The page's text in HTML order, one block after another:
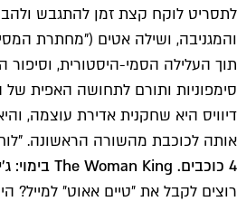
והמגניבה, ושילה אטים ("מחתרת
תוך העלילה הסמי-היסטורית,
סימפוניות ותורם לתחושה האפית
דיוויס היא שחקנית אדירת עוצמה,
אותה לכוכבת מהשורה הראשונה.
4 כוכבים. The Woman King בימוי: ג'ינה פרינס-ביית'ווד. עם ויולה דיוויס, ת'וסו מבדו, ג'ון בוייגה, לשנה לינץ', שילה אטים, ג'ורדן בולג'ר. ארה"ב 2022, 135 דק'
רוצים לקבל את ״טיים אאוט״ למייל?